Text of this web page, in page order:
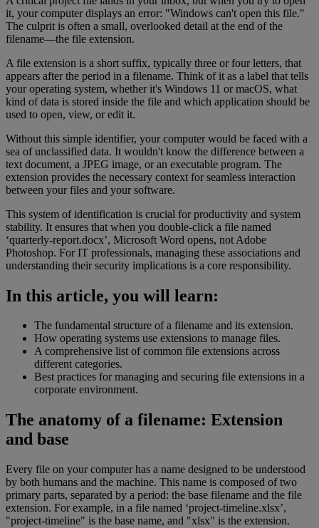
it, your computer displays an error: "Windows can't open this file."
The culprit is often a small, overlooked detail at the end of the
filename—the file extension.
A file extension is a short suffix, typically three or four letters, that
appears after the period in a filename. Think of it as a label that tells
your operating system, whether it's Windows 11 or macOS, what
kind of data is stored inside the file and which application should be
used to open, view, or edit it.
Without this simple identifier, your computer would be faced with a
sea of unclassified data. It wouldn't know the difference between a
text document, a JPEG image, or an executable program. The
extension provides the necessary context for seamless interaction
between your files and your software.
This system of identification is crucial for productivity and system
stability. It ensures that when you double-click a file named
‘quarterly-report.docx’, Microsoft Word opens, not Adobe
Photoshop. For IT professionals, managing these associations and
understanding their security implications is a core responsibility.
In this article, you will learn:
The fundamental structure of a filename and its extension.
How operating systems use extensions to manage files.
A comprehensive list of common file extensions across
different categories.
Best practices for managing and securing file extensions in a
corporate environment.
The anatomy of a filename: Extension
and base
Every file on your computer has a name designed to be understood
by both humans and the machine. This name is composed of two
primary parts, separated by a period: the base filename and the file
extension. For example, in a file named ‘project-timeline.xlsx’,
"project-timeline" is the base name, and "xlsx" is the extension.